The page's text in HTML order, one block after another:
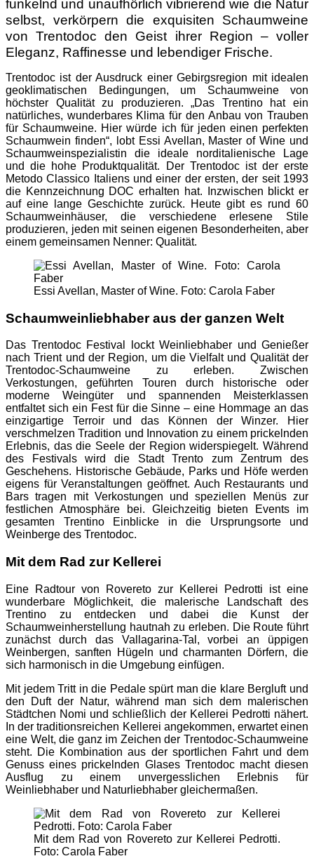
funkelnd und unaufhörlich vibrierend wie die Natur
selbst, verkörpern die exquisiten Schaumweine
von Trentodoc den Geist ihrer Region – voller
Eleganz, Raffinesse und lebendiger Frische.
Trentodoc ist der Ausdruck einer Gebirgsregion mit idealen
geoklimatischen Bedingungen, um Schaumweine von
höchster Qualität zu produzieren. „Das Trentino hat ein
natürliches, wunderbares Klima für den Anbau von Trauben
für Schaumweine. Hier würde ich für jeden einen perfekten
Schaumwein finden“, lobt Essi Avellan, Master of Wine und
Schaumweinspezialistin die ideale norditalienische Lage
und die hohe Produktqualität. Der Trentodoc ist der erste
Metodo Classico Italiens und einer der ersten, der seit 1993
die Kennzeichnung DOC erhalten hat. Inzwischen blickt er
auf eine lange Geschichte zurück. Heute gibt es rund 60
Schaumweinhäuser, die verschiedene erlesene Stile
produzieren, jeden mit seinen eigenen Besonderheiten, aber
einem gemeinsamen Nenner: Qualität.
Essi Avellan, Master of Wine. Foto: Carola Faber
Schaumweinliebhaber aus der ganzen Welt
Das Trentodoc Festival lockt Weinliebhaber und Genießer
nach Trient und der Region, um die Vielfalt und Qualität der
Trentodoc-Schaumweine zu erleben. Zwischen
Verkostungen, geführten Touren durch historische oder
moderne Weingüter und spannenden Meisterklassen
entfaltet sich ein Fest für die Sinne – eine Hommage an das
einzigartige Terroir und das Können der Winzer. Hier
verschmelzen Tradition und Innovation zu einem prickelnden
Erlebnis, das die Seele der Region widerspiegelt. Während
des Festivals wird die Stadt Trento zum Zentrum des
Geschehens. Historische Gebäude, Parks und Höfe werden
eigens für Veranstaltungen geöffnet. Auch Restaurants und
Bars tragen mit Verkostungen und speziellen Menüs zur
festlichen Atmosphäre bei. Gleichzeitig bieten Events im
gesamten Trentino Einblicke in die Ursprungsorte und
Weinberge des Trentodoc.
Mit dem Rad zur Kellerei
Eine Radtour von Rovereto zur Kellerei Pedrotti ist eine
wunderbare Möglichkeit, die malerische Landschaft des
Trentino zu entdecken und dabei die Kunst der
Schaumweinherstellung hautnah zu erleben. Die Route führt
zunächst durch das Vallagarina-Tal, vorbei an üppigen
Weinbergen, sanften Hügeln und charmanten Dörfern, die
sich harmonisch in die Umgebung einfügen.
Mit jedem Tritt in die Pedale spürt man die klare Bergluft und
den Duft der Natur, während man sich dem malerischen
Städtchen Nomi und schließlich der Kellerei Pedrotti nähert.
In der traditionsreichen Kellerei angekommen, erwartet einen
eine Welt, die ganz im Zeichen der Trentodoc-Schaumweine
steht. Die Kombination aus der sportlichen Fahrt und dem
Genuss eines prickelnden Glases Trentodoc macht diesen
Ausflug zu einem unvergesslichen Erlebnis für
Weinliebhaber und Naturliebhaber gleichermaßen.
Mit dem Rad von Rovereto zur Kellerei Pedrotti.
Foto: Carola Faber